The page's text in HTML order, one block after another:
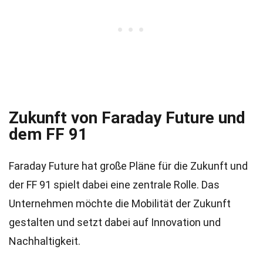
Zukunft von Faraday Future und
dem FF 91
Faraday Future hat große Pläne für die Zukunft und
der FF 91 spielt dabei eine zentrale Rolle. Das
Unternehmen möchte die Mobilität der Zukunft
gestalten und setzt dabei auf Innovation und
Nachhaltigkeit.